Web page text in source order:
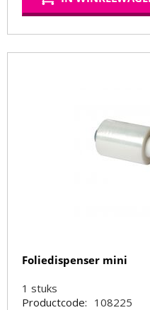
Foliedispenser mini
1 stuks
Productcode: 108225